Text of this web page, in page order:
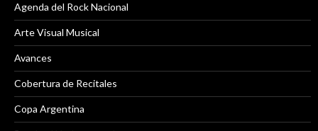
Agenda del Rock Nacional
Arte Visual Musical
Avances
Cobertura de Recitales
Copa Argentina